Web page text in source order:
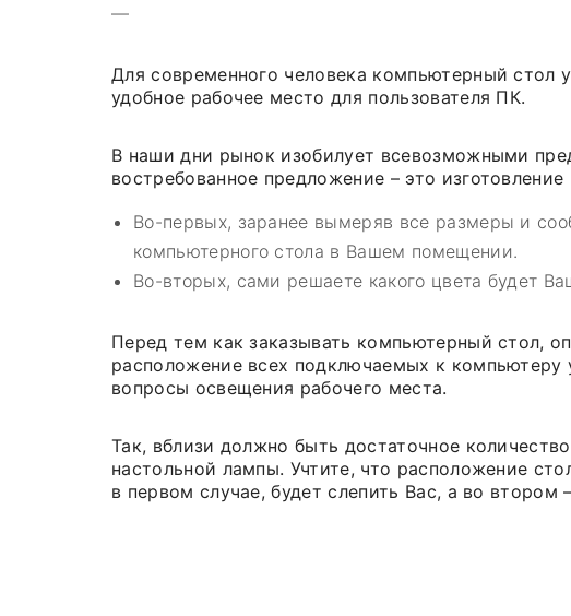
—
Для современного человека компьютерный стол
удобное рабочее место для пользователя ПК.
В наши дни рынок изобилует всевозможными
востребованное предложение – это изготовление
Во-первых, заранее вымеряв все размеры и
компьютерного стола в Вашем помещении.
Во-вторых, сами решаете какого цвета будет
Перед тем как заказывать компьютерный стол,
расположение всех подключаемых к компьютеру
вопросы освещения рабочего места.
Так, вблизи должно быть достаточное
настольной лампы. Учтите, что расположение
в первом случае, будет слепить Вас, а во втором